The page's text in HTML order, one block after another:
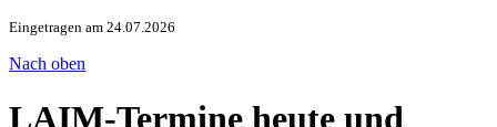
Eingetragen am 24.07.2026
Nach oben
LAIM-Termine heute und